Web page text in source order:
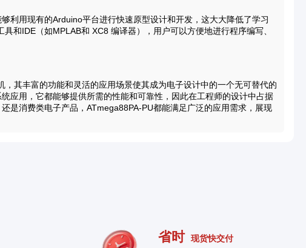
利用现有的Arduino平台进行快速原型设计和开发，这大大降低了学习
和IDE（如MPLAB和 XC8 编译器），用户可以方便地进行程序编写、
其丰富的功能和灵活的应用场景使其成为电子设计中的一个无可替代的
应用，它都能够提供所需的性能和可靠性，因此在工程师的设计中占据
是消费类电子产品，ATmega88PA-PU都能满足广泛的应用需求，展现
省时 现货快交付